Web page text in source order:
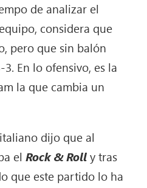
de analizar el
considera que
pero que sin balón
En lo ofensivo, es la
la que cambia un
dijo que al
elRock & Rolly tras
que este partido lo ha